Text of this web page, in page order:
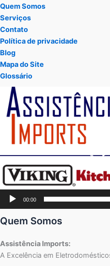
Quem Somos
Serviços
Contato
Política de privacidade
Blog
Mapa do Site
Glossário
Tocador
vídeo
00:00
Quem Somos
Assistência Imports:
A Excelência em